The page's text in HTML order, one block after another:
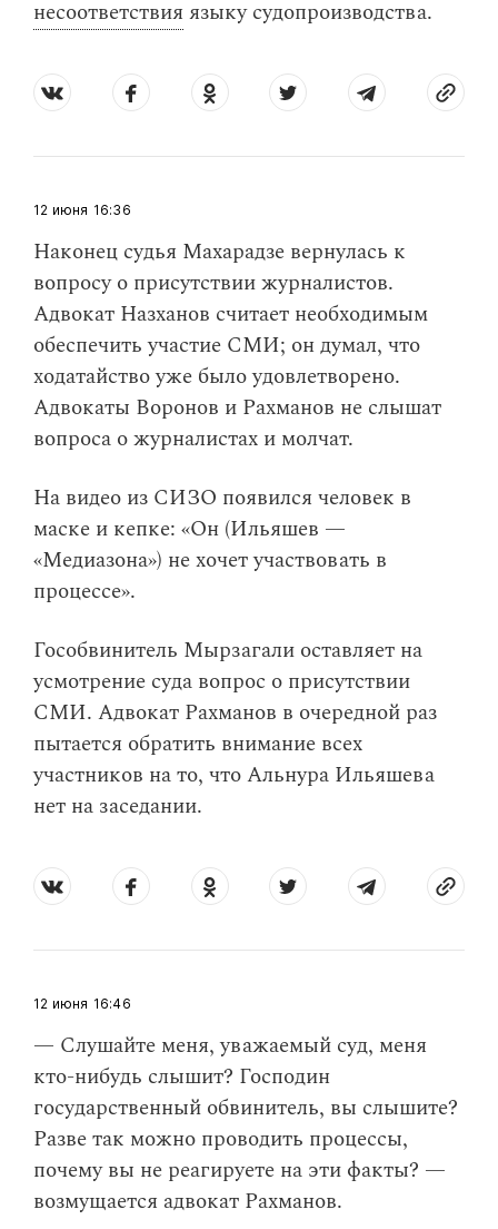
несоответствия языку судопроизводства.
16:36
12 июня
Наконец судья Махарадзе вернулась к
вопросу о присутствии журналистов.
Адвокат Назханов считает необходимым
обеспечить участие СМИ; он думал, что
ходатайство уже было удовлетворено.
Адвокаты Воронов и Рахманов не слышат
вопроса о журналистах и молчат.
На видео из СИЗО появился человек в
маске и кепке: «Он (Ильяшев —
«Медиазона») не хочет участвовать в
процессе».
Гособвинитель Мырзагали оставляет на
усмотрение суда вопрос о присутствии
СМИ. Адвокат Рахманов в очередной раз
пытается обратить внимание всех
участников на то, что Альнура Ильяшева
нет на заседании.
16:46
12 июня
— Слушайте меня, уважаемый суд, меня
кто-нибудь слышит? Господин
государственный обвинитель, вы слышите?
Разве так можно проводить процессы,
почему вы не реагируете на эти факты? —
возмущается адвокат Рахманов.